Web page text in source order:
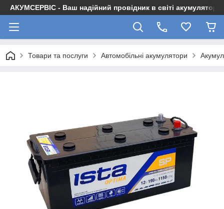
АКУМСЕРВІС - Ваш надійний провідник в світі акумуляторів
Товари та послуги Автомобільні акумулятори